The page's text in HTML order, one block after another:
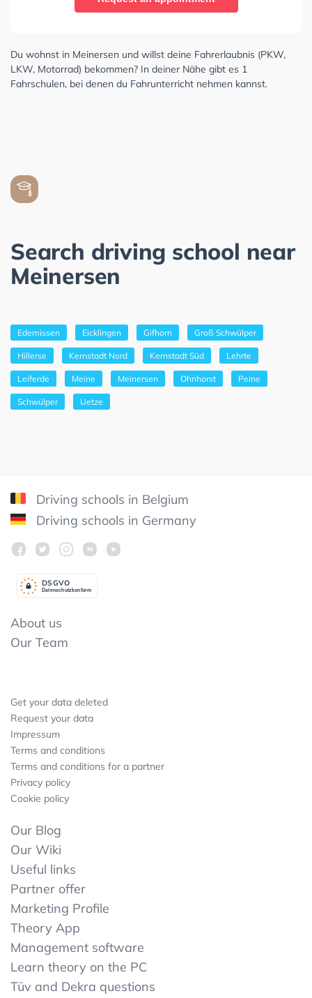
Du wohnst in Meinersen und willst deine Fahrerlaubnis (PKW,
LKW, Motorrad) bekommen? In deiner Nähe gibt es 1
Fahrschulen, bei denen du Fahrunterricht nehmen kannst.
Search driving school near
Meinersen
Edemissen Eicklingen Gifhorn Groß Schwülper
Hillerse Kernstadt Nord Kernstadt Süd Lehrte
Leiferde Meine Meinersen Ohnhorst Peine
Schwülper Uetze
Driving schools in Belgium
Driving schools in Germany
Datenschutzkonform
DSGVO
About us
Our Team
Get your data deleted
Request your data
Impressum
Terms and conditions
Terms and conditions for a partner
Privacy policy
Cookie policy
Our Blog
Our Wiki
Useful links
Partner offer
Marketing Profile
Theory App
Management software
Learn theory on the PC
Tüv and Dekra questions